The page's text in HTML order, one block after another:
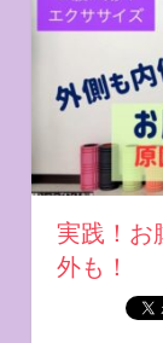
実践！お
外も！